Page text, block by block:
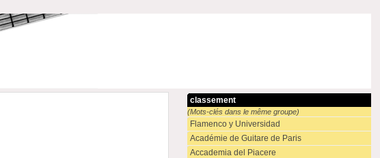
classement
(Mots-clés dans le même groupe)
Flamenco y Universidad
Académie de Guitare de Paris
Accademia del Piacere